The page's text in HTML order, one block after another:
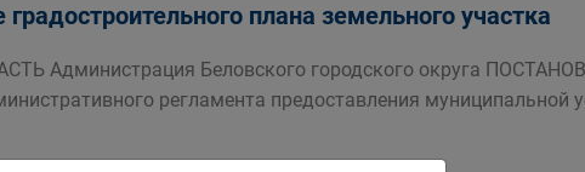
плана земельного участка
Администрация Беловского городского округа
регламента предоставления муниципальной